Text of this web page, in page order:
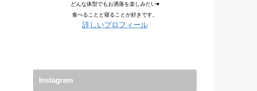
どんな体型でもお洒落を楽しみたい♥
食べることと寝ることが好きです。
詳しいプロフィール
Instagram